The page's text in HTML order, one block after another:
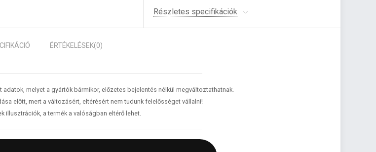
Részletes specifikációk
ÉRTÉKELÉSEK(0)
melyet a gyártók bármikor, előzetes bejelentés nélkül megváltoztathatnak.
előtt, mert a változásért, eltérésért nem tudunk felelősséget vállalni!
illusztrációk, a termék a valóságban eltérő lehet.